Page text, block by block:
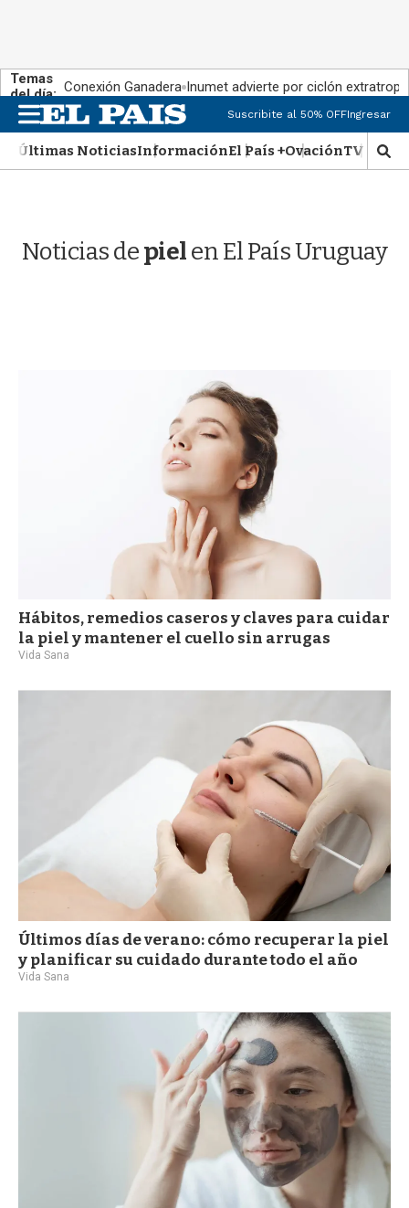
Temas
del día: Conexión Ganadera Inumet advierte por ciclón
M
e
n
u
Suscribite al 50% OFFIngresar
Últimas NoticiasInformaciónEl País +OvaciónTV Show
M
o
a
Noticias depielen El País Uruguay
Hábitos, remedios caseros y claves para cuidar
la piel y mantener el cuello sin arrugas
Vida Sana
Últimos días de verano: cómo recuperar la piel
y planificar su cuidado durante todo el año
Vida Sana